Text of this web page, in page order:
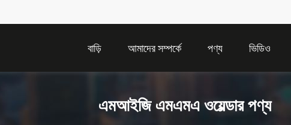
বাড়ি আমাদের সম্পর্কে পণ্য ভিডিও
এমআইজি এমএমএ ওয়েল্ডার পণ্য